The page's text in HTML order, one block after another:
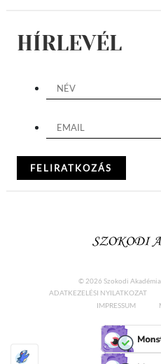
HÍRLEVÉL
© 2026 Szokodi
ADATKEZELÉSI NYILATKOZAT
IMPRESSUM